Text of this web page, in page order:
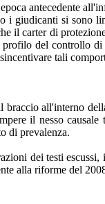
antecedente
i giudicanti si sono
il carter di
del controllo
tali
all'interno
il nesso
di prevalenza.
dei testi
alla riforme del